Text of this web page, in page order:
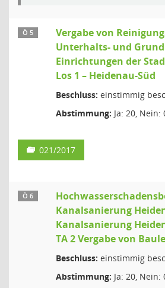
Ö 5
Vergabe von
Unterhalts- und
Einrichtungen der
Los 1 – Heidenau-Süd
Beschluss: einstimmig
Abstimmung: Ja: 20,
021/2017
Ö 6
Kanalsanierung
Kanalsanierung
TA 2 Vergabe von
Beschluss: einstimmig
Abstimmung: Ja: 20,